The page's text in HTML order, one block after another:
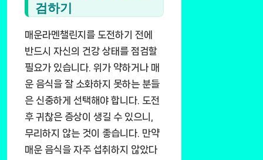
검하기
매운라멘챌린지를 도전하기 전에
반드시 자신의 건강 상태를 점검할
필요가 있습니다. 위가 약하거나 매
운 음식을 잘 소화하지 못하는 분들
은 신중하게 선택해야 합니다. 도전
후 귀찮은 증상이 생길 수 있으니,
무리하지 않는 것이 좋습니다. 만약
매운 음식을 자주 섭취하지 않았다